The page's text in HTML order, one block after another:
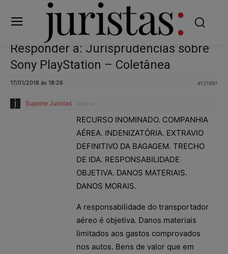
Responder a: Jurisprudências sobre
Sony PlayStation – Coletânea
17/01/2018 às 18:26 #121697
Suporte Juristas Mestre
RECURSO INOMINADO. COMPANHIA
AÉREA. INDENIZATÓRIA. EXTRAVIO
DEFINITIVO DA BAGAGEM. TRECHO
DE IDA. RESPONSABILIDADE
OBJETIVA. DANOS MATERIAIS.
DANOS MORAIS.
A responsabilidade do transportador
aéreo é objetiva. Danos materiais
limitados aos gastos comprovados
nos autos. Bens de valor que em